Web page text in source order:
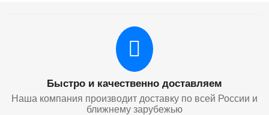
Быстро и качественно доставляем
Наша компания производит доставку по всей России и
ближнему зарубежью